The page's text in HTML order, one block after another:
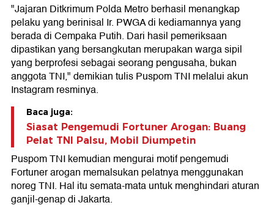
"Jajaran Ditkrimum Polda Metro berhasil menangkap
pelaku yang berinisal Ir. PWGA di kediamannya yang
berada di Cempaka Putih. Dari hasil pemeriksaan
dipastikan yang bersangkutan merupakan warga sipil
yang berprofesi sebagai seorang pengusaha, bukan
anggota TNI," demikian tulis Puspom TNI melalui akun
Instagram resminya.
Baca juga:
Siasat Pengemudi Fortuner Arogan: Buang
Pelat TNI Palsu, Mobil Diumpetin
Puspom TNI kemudian mengurai motif pengemudi
Fortuner arogan memalsukan pelatnya menggunakan
noreg TNI. Hal itu semata-mata untuk menghindari aturan
ganjil-genap di Jakarta.